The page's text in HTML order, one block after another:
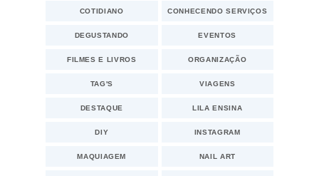
COTIDIANO CONHECENDO SERVIÇOS
DEGUSTANDO EVENTOS
FILMES E LIVROS ORGANIZAÇÃO
TAG'S VIAGENS
DESTAQUE LILA ENSINA
DIY INSTAGRAM
MAQUIAGEM NAIL ART